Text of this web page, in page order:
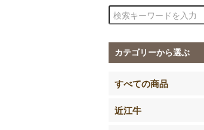
カテゴリーから選ぶ
すべての商品
近江牛